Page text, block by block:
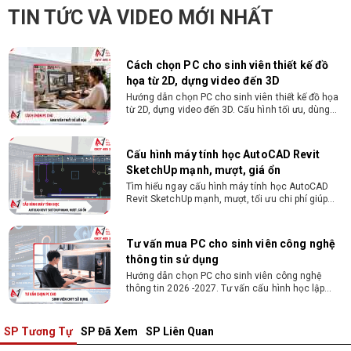
TIN TỨC VÀ VIDEO MỚI NHẤT
Hướng dẫn chọn PC cho sinh viên thiết kế đồ họa
từ 2D, dựng video đến 3D. Cấu hình tối ưu, dùng
Cấu hình máy tính học AutoCAD Revit
SketchUp mạnh, mượt, giá ổn
Tìm hiểu ngay cấu hình máy tính học AutoCAD
Revit SketchUp mạnh, mượt, tối ưu chi phí giúp
Tư vấn mua PC cho sinh viên công nghệ
thông tin sử dụng
Hướng dẫn chọn PC cho sinh viên công nghệ
thông tin 2026 -2027. Tư vấn cấu hình học lập
Sinh viên nên mua laptop hay PC ?
Sinh viên nên mua laptop hay PC? Đây là băn
khoăn của nhiều tân sinh viên khi chọn máy học
tập. Xem ngay phân tích để chọn thiết bị chuẩn
Laptop Sinh Viên 15–20 Triệu 2026: Cấu
Hình Nào Đáng Tiền?
SP Tương Tự SP Đã Xem SP Liên Quan